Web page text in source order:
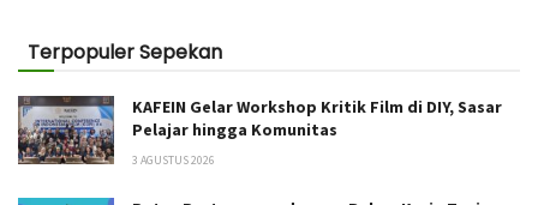
Terpopuler Sepekan
KAFEIN Gelar Workshop Kritik Film di DIY, Sasar
Pelajar hingga Komunitas
3 AGUSTUS 2026